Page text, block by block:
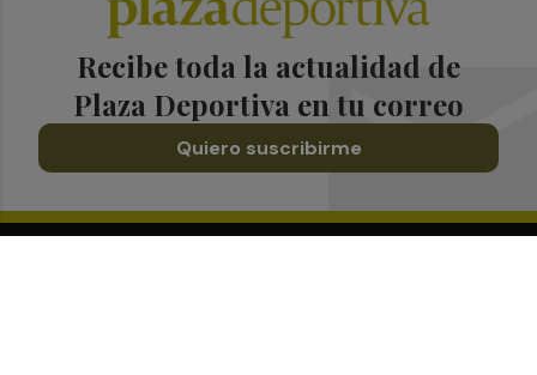
Recibe toda la actualidad de
Plaza Deportiva en tu correo
Quiero suscribirme